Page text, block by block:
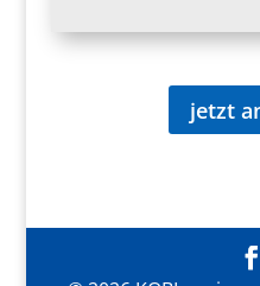
jetzt